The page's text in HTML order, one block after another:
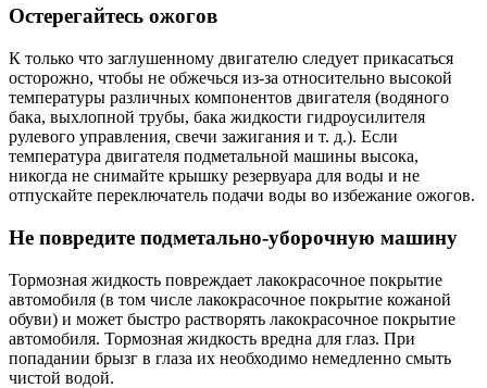
Остерегайтесь ожогов
К только что заглушенному двигателю следует прикасаться
осторожно, чтобы не обжечься из-за относительно высокой
температуры различных компонентов двигателя (водяного
бака, выхлопной трубы, бака жидкости гидроусилителя
рулевого управления, свечи зажигания и т. д.). Если
температура двигателя подметальной машины высока,
никогда не снимайте крышку резервуара для воды и не
отпускайте переключатель подачи воды во избежание ожогов.
Не повредите подметально-уборочную машину
Тормозная жидкость повреждает лакокрасочное покрытие
автомобиля (в том числе лакокрасочное покрытие кожаной
обуви) и может быстро растворять лакокрасочное покрытие
автомобиля. Тормозная жидкость вредна для глаз. При
попадании брызг в глаза их необходимо немедленно смыть
чистой водой.